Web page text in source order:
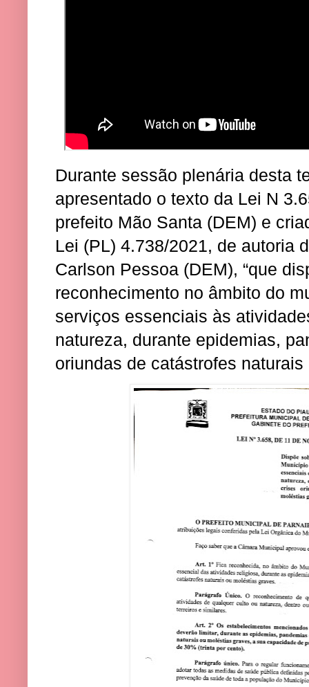
Durante sessão plenária desta
apresentado o texto da Lei N
prefeito Mão Santa (DEM) e
Lei (PL) 4.738/2021, de autoria
Carlson Pessoa (DEM), “que
reconhecimento no âmbito do
serviços essenciais às
natureza, durante epidemias,
oriundas de catástrofes